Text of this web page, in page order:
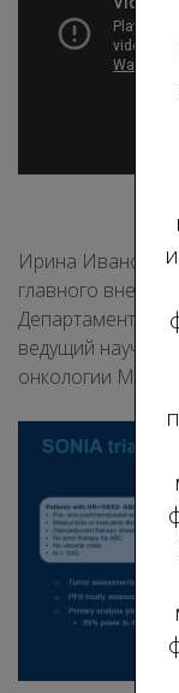
Ирина Ивановна
главного
Департамента
ведущий
онкологии